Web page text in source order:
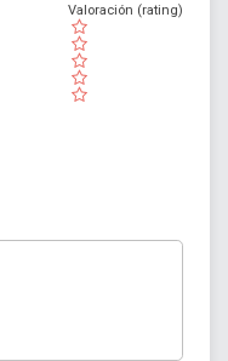
( )
( )
( )
( )
( )
Valoración (rating)